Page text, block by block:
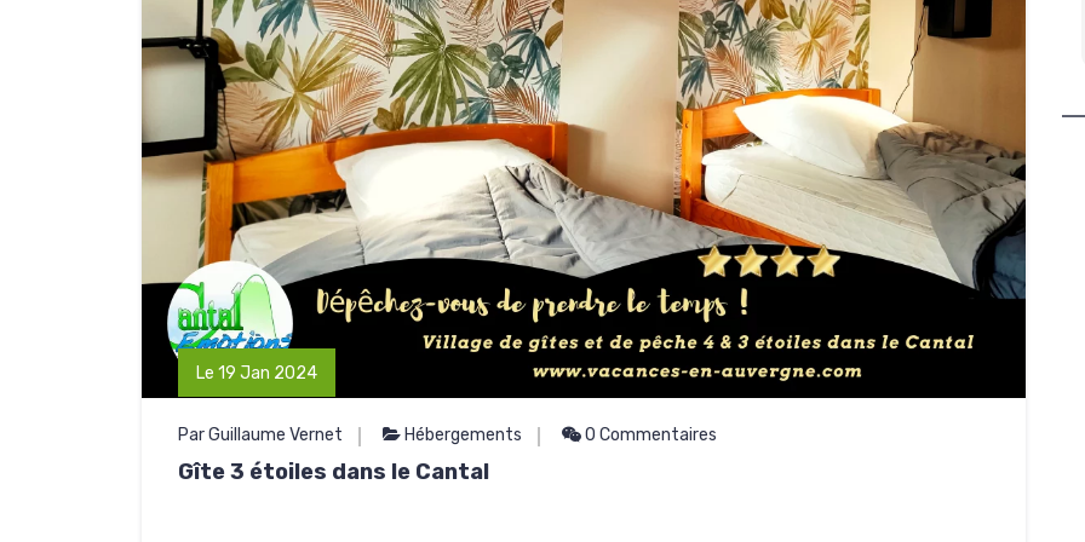
Le 19 Jan 2024
Par Guillaume Vernet Hébergements 0 Commentaires
Gîte 3 étoiles dans le Cantal
adresses, elle est toujours prête à
rendre service.
Guillaume est fait du même moule.
Non seulement c'est excellent guide,
mais il en fait toujours plus pour faire
plaisir. Nous avons passé 4 jours de
rêve. Prêts à revenir à la première
occasion. Merci encore à tous les
trois (il ne faut pas oublier la
descendance qui promet)
Lire la suite